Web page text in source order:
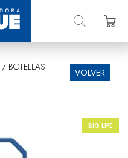
/ BOTELLAS
VOLVER
BIG LIFE